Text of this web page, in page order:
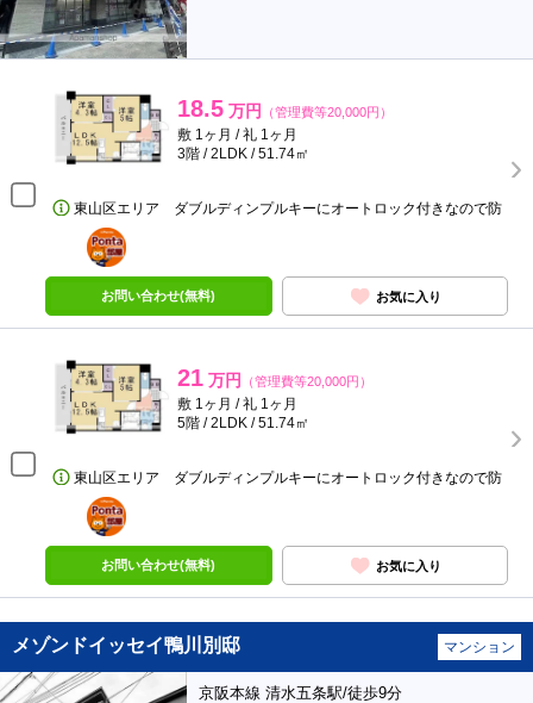
18.5 万円 （管理費等20,000円）
敷 1ヶ月 / 礼 1ヶ月
3階 / 2LDK / 51.74㎡
東山区エリア ダブルディンプルキーにオートロック付きなので防
ポンタ
部屋
お問い合わせ(無料) お気に入り
21 万円 （管理費等20,000円）
敷 1ヶ月 / 礼 1ヶ月
5階 / 2LDK / 51.74㎡
東山区エリア ダブルディンプルキーにオートロック付きなので防
ポンタ
部屋
お問い合わせ(無料) お気に入り
メゾンドイッセイ鴨川別邸 マンション
京阪本線 清水五条駅/徒歩9分